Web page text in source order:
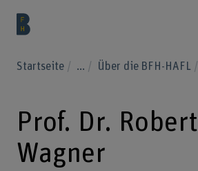
Startseite ... Über die BFH-HAFL
Prof. Dr. Robert
Wagner